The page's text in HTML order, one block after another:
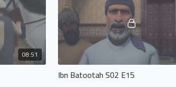
08:51
Ibn Batootah S02 E15